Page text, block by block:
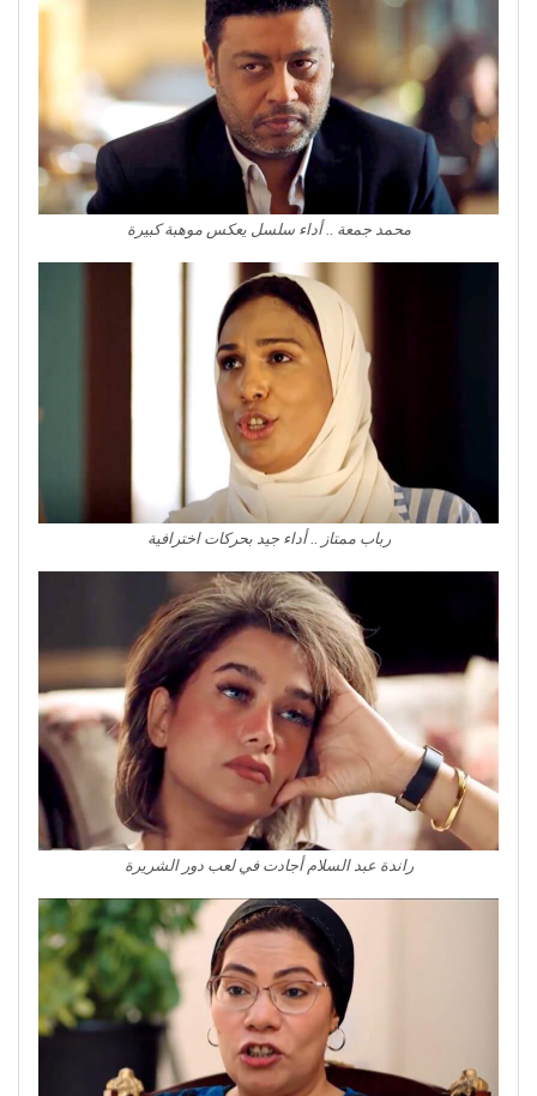
محمد جمعة .. أداء سلسل يعكس موهبة كبيرة
رباب ممتاز .. أداء جيد بحركات اخترافية
راندة عبد السلام أجادت في لعب دور الشريرة